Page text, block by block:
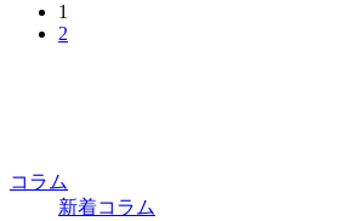
1
2
コラム
新着コラム